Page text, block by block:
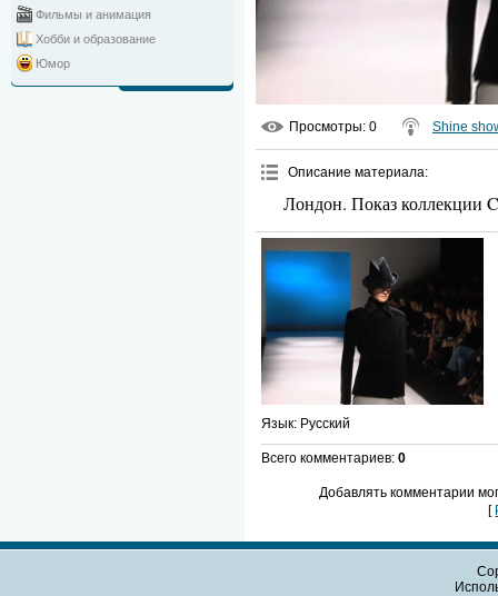
Фильмы и анимация
Хобби и образование
Юмор
Просмотры: 0 Shine
Описание материала:
Лондон. Показ коллекции
Язык: Русский
Всего комментариев: 0
Добавлять комментарии
[